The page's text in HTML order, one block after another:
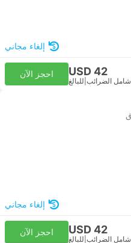
إلغاء مجاني
USD 42
شامل الضرائب للبالغ
احجز الآن
إلغاء مجاني
USD 42
شامل الضرائب للبالغ
احجز الآن